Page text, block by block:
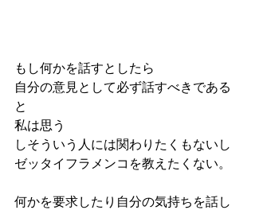
もし何かを話すとしたら
自分の意見として必ず話すべきである
と
私は思う
しそういう人には関わりたくもないし
ゼッタイフラメンコを教えたくない。
何かを要求したり自分の気持ちを話し